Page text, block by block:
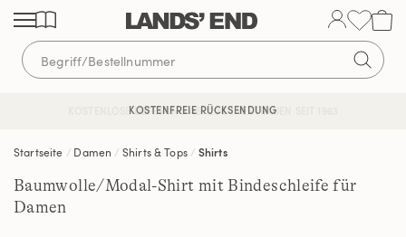
Direkt
zum
Inhalt
Direkt
zur
Navigation
Direkt
zur
Suche
KOSTENLOSE LIEFERUNG AB 120€ | VERTRAUEN SEIT 1963
KOSTENFREIE RÜCKSENDUNG
Startseite Damen Shirts & Tops Shirts
Baumwolle/Modal-Shirt mit Bindeschleife für
Damen